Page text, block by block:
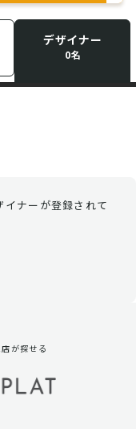
デザイナー
0名
ナーが登録されて
が探せる